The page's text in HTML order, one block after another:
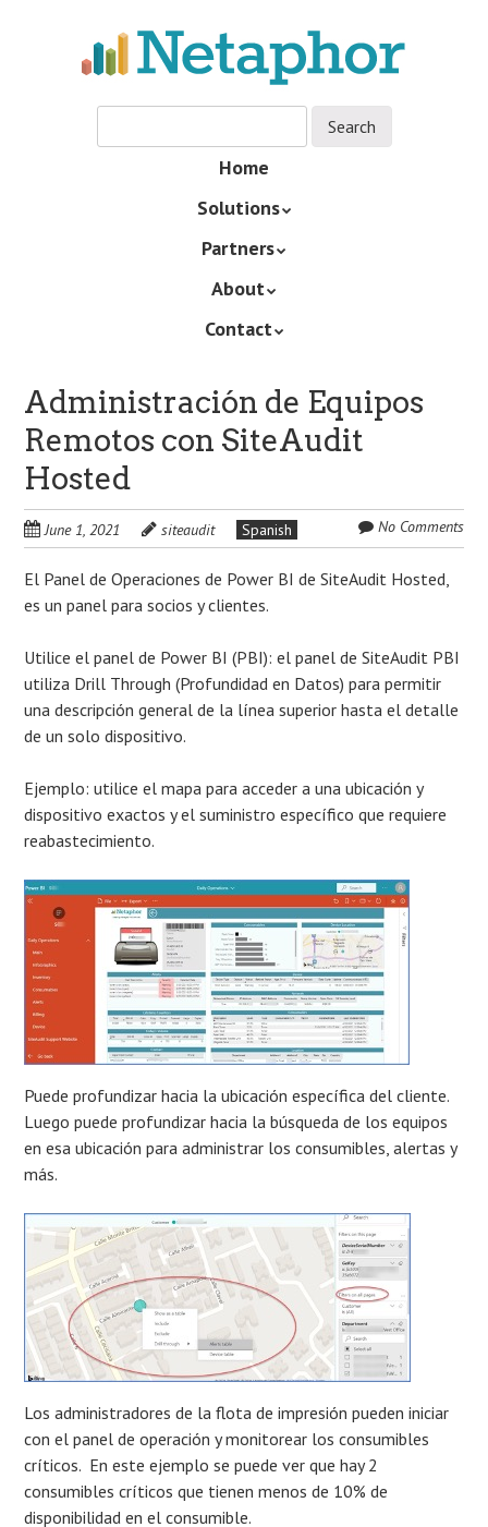
Home
Solutions
Partners
About
Contact
Administración de Equipos
Remotos con SiteAudit
Hosted
June 1, 2021 siteaudit Spanish No Comments
El Panel de Operaciones de Power BI de SiteAudit Hosted,
es un panel para socios y clientes.
Utilice el panel de Power BI (PBI): el panel de SiteAudit PBI
utiliza Drill Through (Profundidad en Datos) para permitir
una descripción general de la línea superior hasta el detalle
de un solo dispositivo.
Ejemplo: utilice el mapa para acceder a una ubicación y
dispositivo exactos y el suministro específico que requiere
reabastecimiento.
Puede profundizar hacia la ubicación específica del cliente.
Luego puede profundizar hacia la búsqueda de los equipos
en esa ubicación para administrar los consumibles, alertas y
más.
Los administradores de la flota de impresión pueden iniciar
con el panel de operación y monitorear los consumibles
críticos. En este ejemplo se puede ver que hay 2
consumibles críticos que tienen menos de 10% de
disponibilidad en el consumible.